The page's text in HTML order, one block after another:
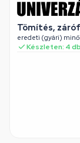
Tömítés,
eredeti (gyári)
Készleten: 4